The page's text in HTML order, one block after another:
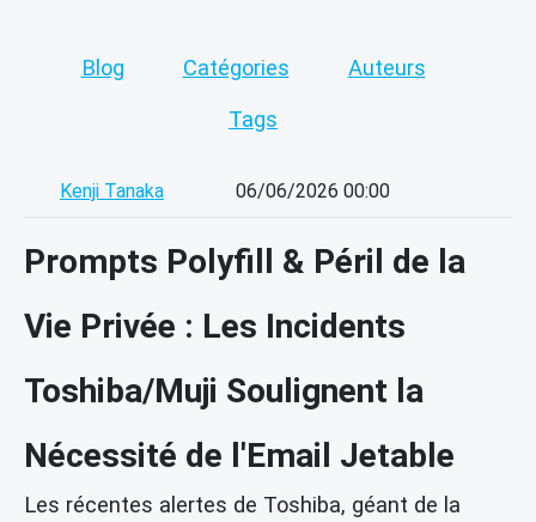
Blog Catégories Auteurs
Tags
Kenji Tanaka 06/06/2026 00:00
Prompts Polyfill & Péril de la
Vie Privée : Les Incidents
Toshiba/Muji Soulignent la
Nécessité de l'Email Jetable
Les récentes alertes de Toshiba, géant de la